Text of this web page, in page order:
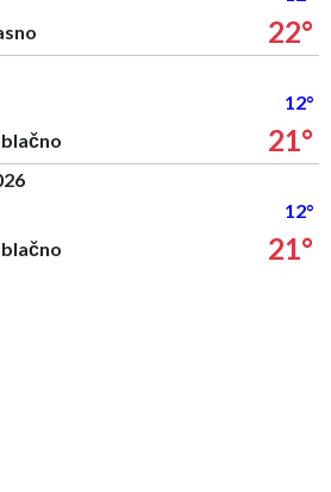
22°
12°
21°
12°
21°